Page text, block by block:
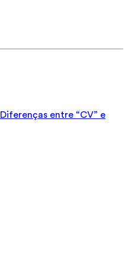
Diferenças entre “CV” e